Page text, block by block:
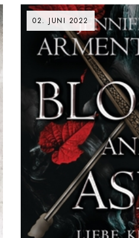
02. JUNI 2022